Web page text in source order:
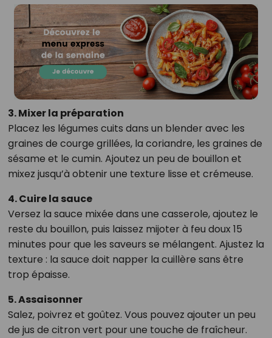
3. Mixer la préparation
Placez les légumes cuits dans un blender avec les
graines de courge grillées, la coriandre, les graines de
sésame et le cumin. Ajoutez un peu de bouillon et
mixez jusqu’à obtenir une texture lisse et crémeuse.
4. Cuire la sauce
Versez la sauce mixée dans une casserole, ajoutez le
reste du bouillon, puis laissez mijoter à feu doux 15
minutes pour que les saveurs se mélangent. Ajustez la
texture : la sauce doit napper la cuillère sans être
trop épaisse.
5. Assaisonner
Salez, poivrez et goûtez. Vous pouvez ajouter un peu
de jus de citron vert pour une touche de fraîcheur.